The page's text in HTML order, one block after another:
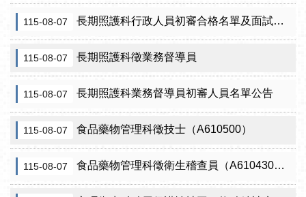
115-08-07 長期照護科行政人員初審合格名單及面試訊息公告
115-08-07 長期照護科徵業務督導員
115-08-07 長期照護科業務督導員初審人員名單公告
115-08-07 食品藥物管理科徵技士（A610500）
115-08-07 食品藥物管理科徵衛生稽查員（A610430）初審公告